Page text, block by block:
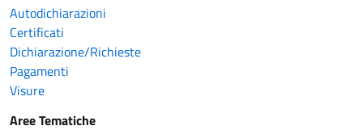
Autodichiarazioni
Certificati
Dichiarazione/Richieste
Pagamenti
Visure
Aree Tematiche